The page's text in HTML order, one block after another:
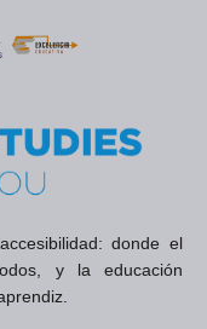
donde el
y la educación